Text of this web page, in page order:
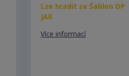
Lze hradit ze Šablon OP
JAK
Více informací